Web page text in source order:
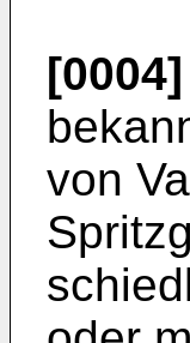
[0004]
von